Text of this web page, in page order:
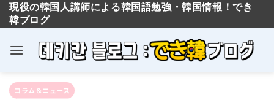
現役の韓国人講師による韓国語勉強・韓国情報！でき
韓ブログ
コラム＆ニュース